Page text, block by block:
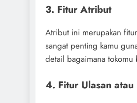
3. Fitur Atribut
Atribut ini merupakan
sangat penting kamu
detail bagaimana tokomu
4. Fitur Ulasan atau